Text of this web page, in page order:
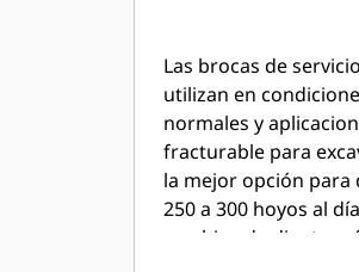
Las brocas de
utilizan en
normales y
fracturable para
la mejor opción para
250 a 300 hoyos al
cambios de dientes